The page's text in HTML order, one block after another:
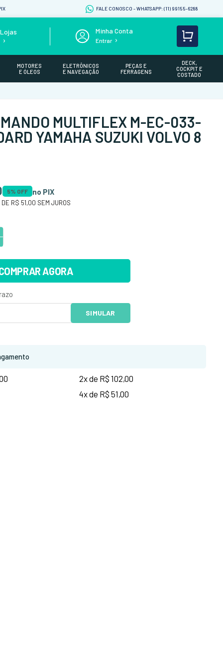
FALE CONOSCO - WHATSAPP: (11) 99155-6288
Entrar
MOTORES
E ÓLEOS
ELETRÔNICOS
E NAVEGAÇÃO
PEÇAS E
FERRAGENS
DECK,
COCKPIT E
COSTADO
MULTIFLEX M-EC-033-
YAMAHA SUZUKI VOLVO 8
5% OFF no PIX
R$ 51,00 SEM JUROS
AGORA
2x de R$ 102,00
4x de R$ 51,00